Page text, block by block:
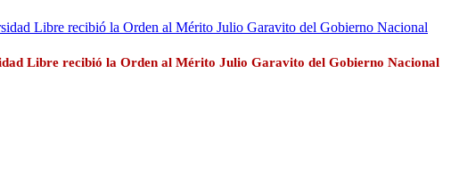
Libre recibió la Orden al Mérito Julio Garavito del Gobierno Nacional